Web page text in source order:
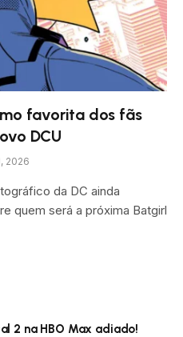
favorita dos fãs
DCU
2026
da DC ainda
quem será a próxima Batgirl
2 na HBO Max adiado!